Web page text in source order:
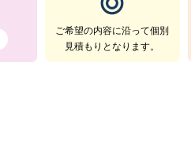
ご希望の内容に沿って個別
見積もりとなります。